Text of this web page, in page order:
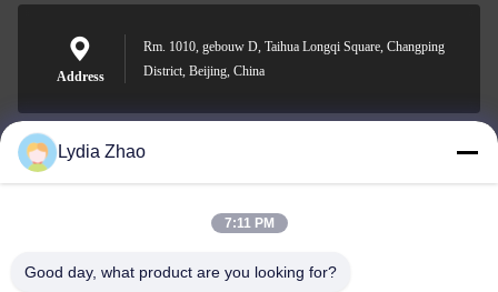
Address
Rm. 1010, gebouw D, Taihua Longqi Square, Changping
District, Beijing, China
jesingd@vip.sina.com
Lydia Zhao
7:11 PM
Good day, what product are you looking for?